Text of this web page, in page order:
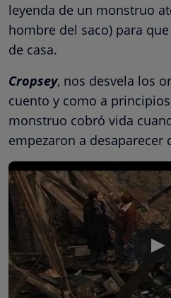
leyenda de un monstruo
hombre del saco) para
de casa.
Cropsey, nos desvela los
cuento y como a
monstruo cobró vida
empezaron a desaparecer